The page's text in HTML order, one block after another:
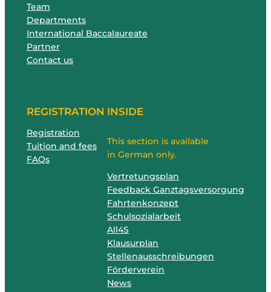
Team
Departments
International Baccalaureate
Partner
Contact us
REGISTRATION
Registration
Tuition and fees
FAQs
INSIDE
This section is available
in German only.
Vertretungsplan
Feedback Ganztagsversorgung
Fahrtenkonzept
Schulsozialarbeit
All4S
Klausurplan
Stellenausschreibungen
Förderverein
News